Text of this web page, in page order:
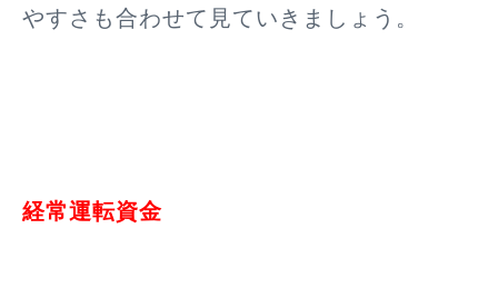
やすさも合わせて見ていきましょう。
経常運転資金